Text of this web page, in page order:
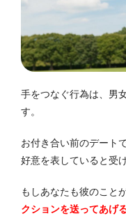
手をつなぐ行為は、男
す。
お付き合い前のデート
好意を表していると受
もしあなたも彼のこと
クションを送ってあげ